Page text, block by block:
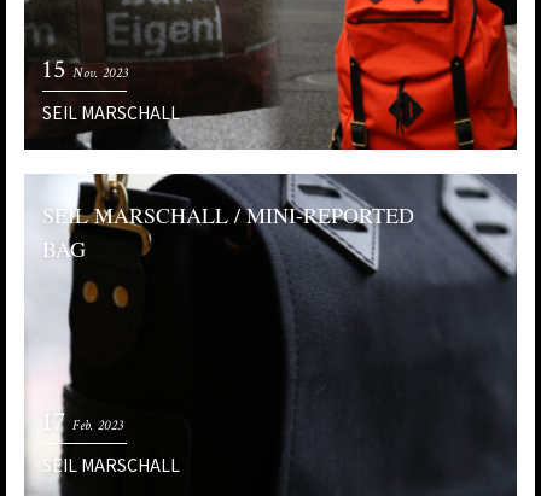
15 Nov. 2023
SEIL MARSCHALL
SEIL MARSCHALL / MINI-REPORTED
BAG
17 Feb. 2023
SEIL MARSCHALL